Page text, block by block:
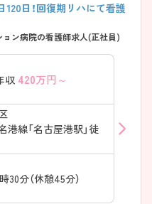
120日！回復期リハにて看護
ン病院の看護師求人(正社員)
収 420万円～
線「名古屋港駅」徒
30分（休憩45分）